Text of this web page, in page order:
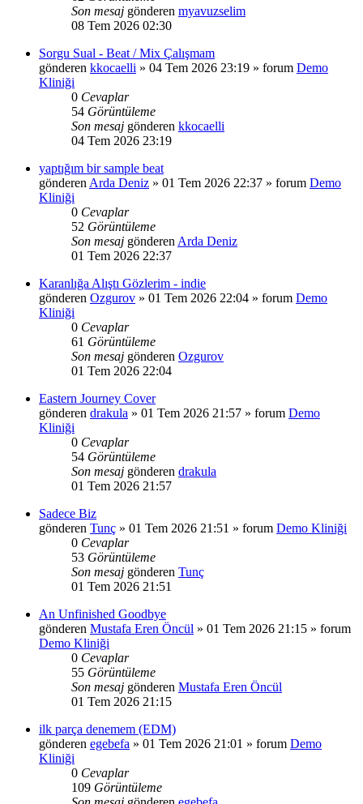
Son mesaj gönderen myavuzselim
08 Tem 2026 02:30
Sorgu Sual - Beat / Mix Çalışmam
gönderen kkocaelli » 04 Tem 2026 23:19 » forum Demo
Kliniği
0 Cevaplar
54 Görüntüleme
Son mesaj gönderen kkocaelli
04 Tem 2026 23:19
yaptığım bir sample beat
gönderen Arda Deniz » 01 Tem 2026 22:37 » forum Demo
Kliniği
0 Cevaplar
52 Görüntüleme
Son mesaj gönderen Arda Deniz
01 Tem 2026 22:37
Karanlığa Alıştı Gözlerim - indie
gönderen Ozgurov » 01 Tem 2026 22:04 » forum Demo
Kliniği
0 Cevaplar
61 Görüntüleme
Son mesaj gönderen Ozgurov
01 Tem 2026 22:04
Eastern Journey Cover
gönderen drakula » 01 Tem 2026 21:57 » forum Demo
Kliniği
0 Cevaplar
54 Görüntüleme
Son mesaj gönderen drakula
01 Tem 2026 21:57
Sadece Biz
gönderen Tunç » 01 Tem 2026 21:51 » forum Demo Kliniği
0 Cevaplar
53 Görüntüleme
Son mesaj gönderen Tunç
01 Tem 2026 21:51
An Unfinished Goodbye
gönderen Mustafa Eren Öncül » 01 Tem 2026 21:15 » forum
Demo Kliniği
0 Cevaplar
55 Görüntüleme
Son mesaj gönderen Mustafa Eren Öncül
01 Tem 2026 21:15
ilk parça denemem (EDM)
gönderen egebefa » 01 Tem 2026 21:01 » forum Demo
Kliniği
0 Cevaplar
109 Görüntüleme